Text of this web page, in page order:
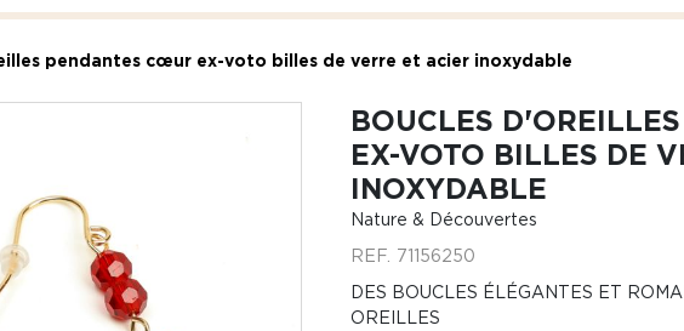
pendantes cœur ex-voto billes de verre et acier inoxydable
BOUCLES
EX-VOTO BILLES DE
INOXYDABLE
Nature & Découvertes
REF. 71156250
DES BOUCLES ÉLÉGANTES ET
OREILLES